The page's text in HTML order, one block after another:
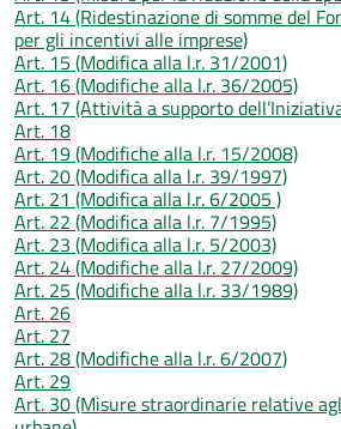
Art. 14 (Ridestinazione di somme del
per gli incentivi alle imprese)
Art. 15 (Modifica alla l.r. 31/2001)
Art. 16 (Modifiche alla l.r. 36/2005)
Art. 17 (Attività a supporto
Art. 18
Art. 19 (Modifiche alla l.r. 15/2008)
Art. 20 (Modifica alla l.r. 39/1997)
Art. 21 (Modifica alla l.r. 6/2005 )
Art. 22 (Modifica alla l.r. 7/1995)
Art. 23 (Modifica alla l.r. 5/2003)
Art. 24 (Modifiche alla l.r. 27/2009)
Art. 25 (Modifiche alla l.r. 33/1989)
Art. 26
Art. 27
Art. 28 (Modifiche alla l.r. 6/2007)
Art. 29
Art. 30 (Misure straordinarie relative